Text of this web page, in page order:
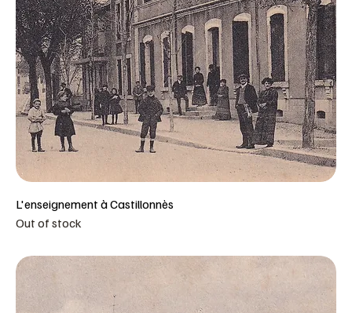
L'enseignement à Castillonnès
Out of stock